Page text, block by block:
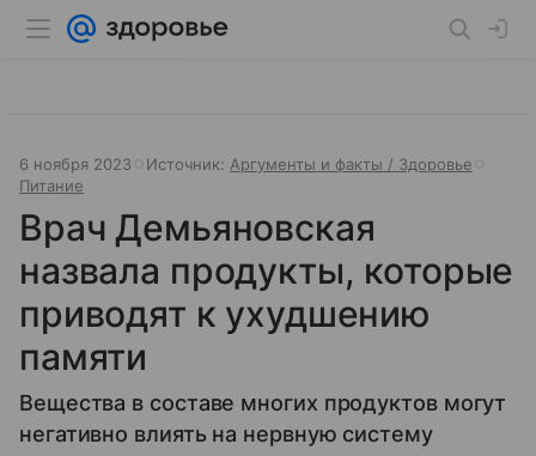
6 ноября 2023 Источник: Аргументы и факты / Здоровье
Питание
Врач Демьяновская
назвала продукты, которые
приводят к ухудшению
памяти
Вещества в составе многих продуктов могут
негативно влиять на нервную систему